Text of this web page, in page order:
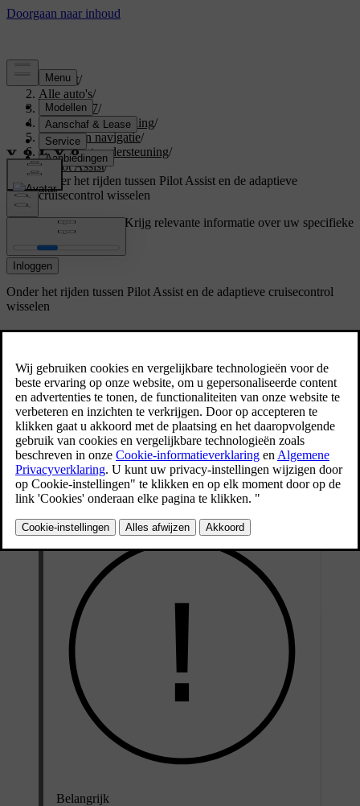
Support/
Alle auto's/
EX40 2027/
Gebruikershandleiding/
Rijhulp en navigatie/
Rijden met ondersteuning/
Pilot Assist/
Onder het rijden tussen Pilot Assist en de adaptieve
cruisecontrol wisselen
Ondersteuning op maatKrijg relevante informatie over uw specifieke
Inloggen
Bijgewerkt 28-10-2024
Onder het rijden tussen Pilot Assist en de adaptieve cruisecontrol
wisselen
Je kunt onder het rijden tussen Pilot Assist en de
Wanneer je wisselt tussen Pilot Assist en de adaptieve cruisecontrol,
wordt de stuurhulp in- of uitgeschakeld. De adaptieve cruisecontrol
wordt beschouwd als een subfunctie van Pilot Assist, maar het
grootste verschil is dat Pilot Assist stuurhulp kan bieden terwijl de
adaptieve cruisecontrol dat niet kan. Daarom kan het wisselen tussen
de functies worden gezien als het in- of uitschakelen van de
stuurhulp van Pilot Assist.
Belangrijk